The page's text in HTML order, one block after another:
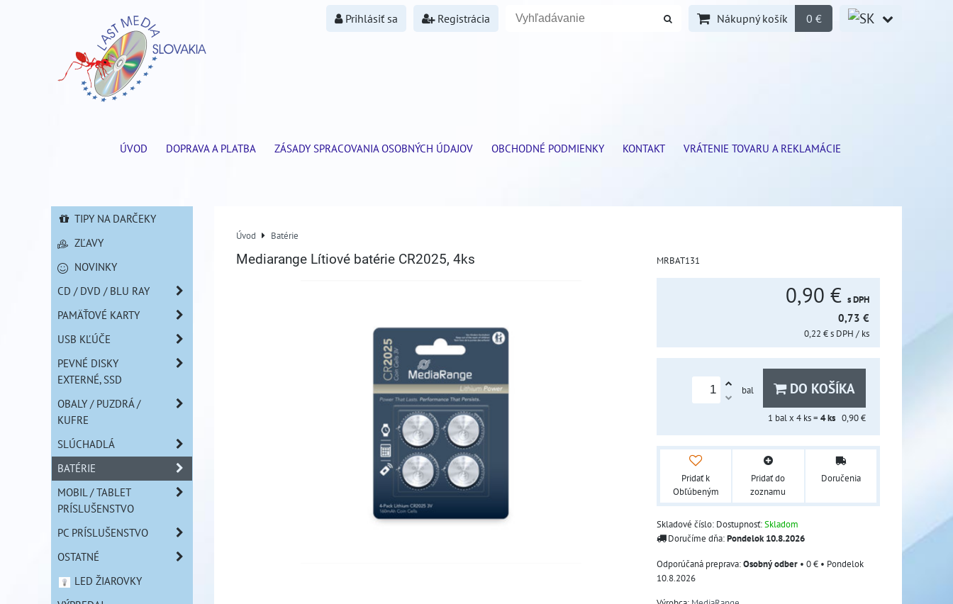
Prihlásiť sa Registrácia Nákupný košík 0 €
ÚVOD DOPRAVA A PLATBA ZÁSADY SPRACOVANIA OSOBNÝCH ÚDAJOV OBCHODNÉ PODMIENKY KONTAKT VRÁTENIE TOVARU A REKLAMÁCIE
Úvod Batérie
Mediarange Lítiové batérie CR2025, 4ks MRBAT131
0,90 € s DPH
0,73 €
0,22 €s DPH / ks
bal DO KOŠÍKA
1 bal x 4 ks = 4ks 0,90 €
Pridať k
Obľúbeným
Pridať do
zoznamu
Doručenia
Skladové číslo: Dostupnosť:Skladom
Doručíme dňa:Pondelok10.8.2026
Osobný odber • 0 € • Pondelok
10.8.2026
TIPY NA DARČEKY
ZĽAVY
NOVINKY
CD / DVD / BLU RAY
PAMÄŤOVÉ KARTY
USB KĽÚČE
PEVNÉ DISKY
EXTERNÉ, SSD
OBALY / PUZDRÁ /
KUFRE
SLÚCHADLÁ
BATÉRIE
MOBIL / TABLET
PRÍSLUŠENSTVO
PC PRÍSLUŠENSTVO
OSTATNÉ
LED ŽIAROVKY